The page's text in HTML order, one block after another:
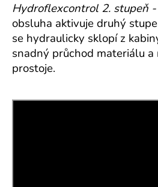
Hydroflexcontrol 2. stupeň -
obsluha aktivuje druhý
se hydraulicky sklopí z
snadný průchod materiálu a
prostoje.